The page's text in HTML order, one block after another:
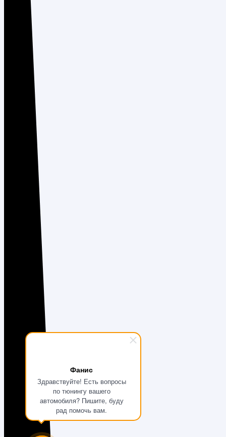
Фанис
Здравствуйте! Есть вопросы
по тюнингу вашего
автомобиля? Пишите, буду
рад помочь вам.